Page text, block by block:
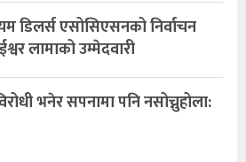
डिलर्स एसोसिएसनको निर्वाचन
लामाको उम्मेदवारी
भनेर सपनामा पनि नसोच्नुहोला: